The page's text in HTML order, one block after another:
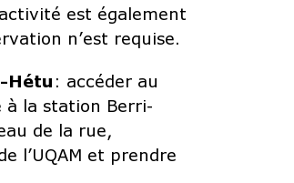
est également
n’est requise.
Hétu : accéder au
à la station Berri-
de la rue,
l’UQAM et prendre